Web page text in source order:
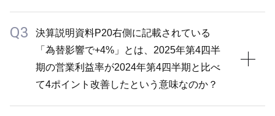
本格参入が遅れたため、都市別の売上としては全体の
2割程度にとどまっており、アセットライト戦略や
CCMの導入などを通じて成長余地が大きいと考えて
います。ただし、当社の販売網の優位性や販売店から
現場への直接発送する仕組みなどは、競合他社が容易
ないと考えています。
昇圧力が一部あるものの、コスト削減を含めた生産性
の改善で吸収できると考えており、他の地域でも同様
です。大幅な価格上昇があれば収益計画にも影響しま
すが、現時点でそこまで懸念していません。地域ごと
の詳細は控えますが、全体として大きな変動は想定し
A2
その前提で問題ありません。
Q3
決算説明資料P20右側に記載されている
「為替影響で+4%」とは、2025年第4四半
期の営業利益率が2024年第4四半期と比べ
て4ポイント改善したという意味なのか？